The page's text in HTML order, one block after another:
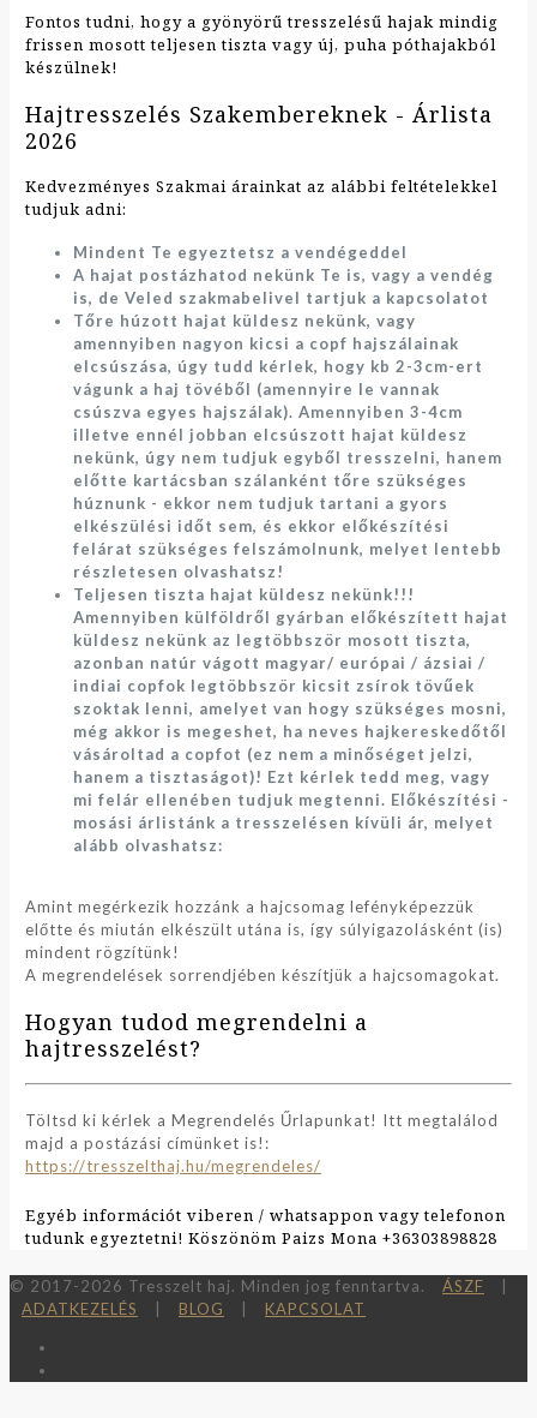
Fontos tudni, hogy a gyönyörű tresszelésű hajak mindig
frissen mosott teljesen tiszta vagy új, puha póthajakból
készülnek!
Hajtresszelés Szakembereknek - Árlista
2026
Kedvezményes Szakmai árainkat az alábbi feltételekkel
tudjuk adni:
Mindent Te egyeztetsz a vendégeddel
A hajat postázhatod nekünk Te is, vagy a vendég
is, de Veled szakmabelivel tartjuk a kapcsolatot
Tőre húzott hajat küldesz nekünk, vagy
amennyiben nagyon kicsi a copf hajszálainak
elcsúszása, úgy tudd kérlek, hogy kb 2-3cm-ert
vágunk a haj tövéből (amennyire le vannak
csúszva egyes hajszálak). Amennyiben 3-4cm
illetve ennél jobban elcsúszott hajat küldesz
nekünk, úgy nem tudjuk egyből tresszelni, hanem
előtte kartácsban szálanként tőre szükséges
húznunk - ekkor nem tudjuk tartani a gyors
elkészülési időt sem, és ekkor előkészítési
felárat szükséges felszámolnunk, melyet lentebb
részletesen olvashatsz!
Teljesen tiszta hajat küldesz nekünk!!!
Amennyiben külföldről gyárban előkészített hajat
küldesz nekünk az legtöbbször mosott tiszta,
azonban natúr vágott magyar/ európai / ázsiai /
indiai copfok legtöbbször kicsit zsírok tövűek
szoktak lenni, amelyet van hogy szükséges mosni,
még akkor is megeshet, ha neves hajkereskedőtől
vásároltad a copfot (ez nem a minőséget jelzi,
hanem a tisztaságot)! Ezt kérlek tedd meg, vagy
mi felár ellenében tudjuk megtenni. Előkészítési -
mosási árlistánk a tresszelésen kívüli ár, melyet
alább olvashatsz:
Amint megérkezik hozzánk a hajcsomag lefényképezzük
előtte és miután elkészült utána is, így súlyigazolásként (is)
mindent rögzítünk!
A megrendelések sorrendjében készítjük a hajcsomagokat.
Hogyan tudod megrendelni a
hajtresszelést?
Töltsd ki kérlek a Megrendelés Űrlapunkat! Itt megtalálod
majd a postázási címünket is!:
https://tresszelthaj.hu/megrendeles/
Egyéb információt viberen / whatsappon vagy telefonon
tudunk egyeztetni! Köszönöm Paizs Mona +36303898828
© 2017-2026 Tresszelt haj. Minden jog fenntartva. ÁSZF
ADATKEZELÉS
BLOG KAPCSOLAT